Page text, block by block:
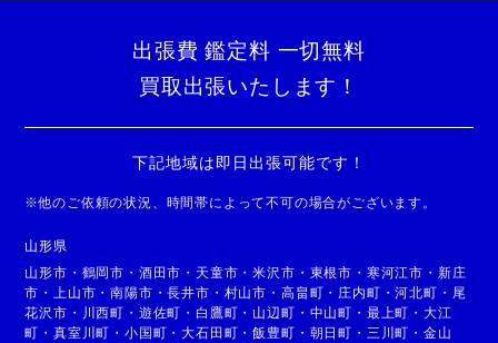
出張費 鑑定料 一切無料
買取出張いたします！
下記地域は即日出張可能です！
※他のご依頼の状況、時間帯によって不可の場合がございます。
山形県
山形市 ・ 鶴岡市 ・ 酒田市 ・ 天童市 ・米沢市 ・ 東根市 ・ 寒河江市 ・ 新庄
市 ・ 上山市 ・南陽市 ・長井市 ・ 村山市 ・ 高畠町 ・ 庄内町 ・河北町 ・ 尾
花沢市 ・ 川西町 ・ 遊佐町 ・ 白鷹町 ・ 山辺町 ・ 中山町 ・ 最上町 ・ 大江
町 ・真室川町 ・小国町 ・大石田町 ・飯豊町 ・ 朝日町 ・ 三川町 ・ 金山